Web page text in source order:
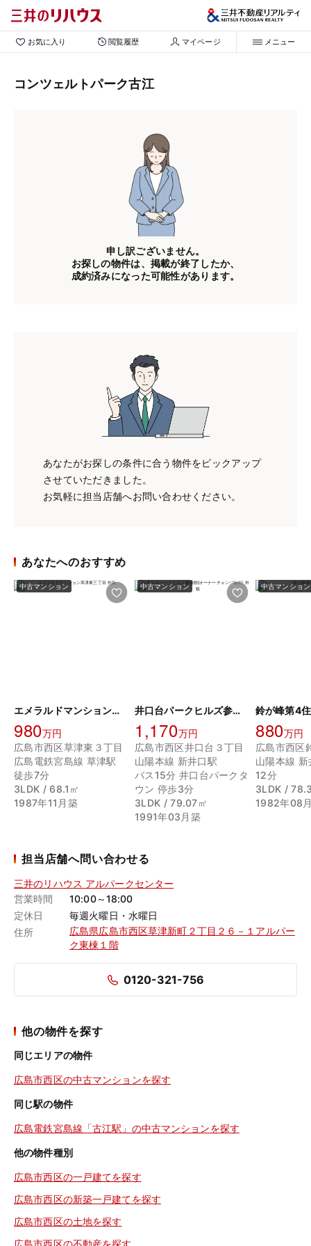
お気に入り 閲覧履歴 マイページ メニュー
コンツェルトパーク古江
申し訳ございません。
お探しの物件は、掲載が終了したか、
成約済みになった可能性があります。
あなたがお探しの条件に合う物件をピックアップ
させていただきました。
お気軽に担当店舗へお問い合わせください。
あなたへのおすすめ
中古マンション
エメラルドマンション草津東三丁目
980万円
広島市西区草津東３丁目
広島電鉄宮島線 草津駅
徒歩7分
3LDK / 68.1㎡
1987年11月築
中古マンション
井口台パークヒルズ参番館(オーナーチェンジ物件)
1,170万円
広島市西区井口台３丁目
山陽本線 新井口駅
バス15分 井口台パークタ
ウン 停歩3分
3LDK / 79.07㎡
1991年03月築
中古マンション
鈴が峰第4
880万円
広島市西区
山陽本線
12分
3LDK /
1982年08
担当店舗へ問い合わせる
三井のリハウス アルパークセンター
営業時間
10:00～18:00
定休日
毎週火曜日・水曜日
住所
広島県広島市西区草津新町２丁目２６－１アルパー
ク東棟１階
0120-321-756
他の物件を探す
同じエリアの物件
広島市西区の中古マンションを探す
同じ駅の物件
広島電鉄宮島線「古江駅」の中古マンションを探す
他の物件種別
広島市西区の一戸建てを探す
広島市西区の新築一戸建てを探す
広島市西区の土地を探す
広島市西区の不動産を探す